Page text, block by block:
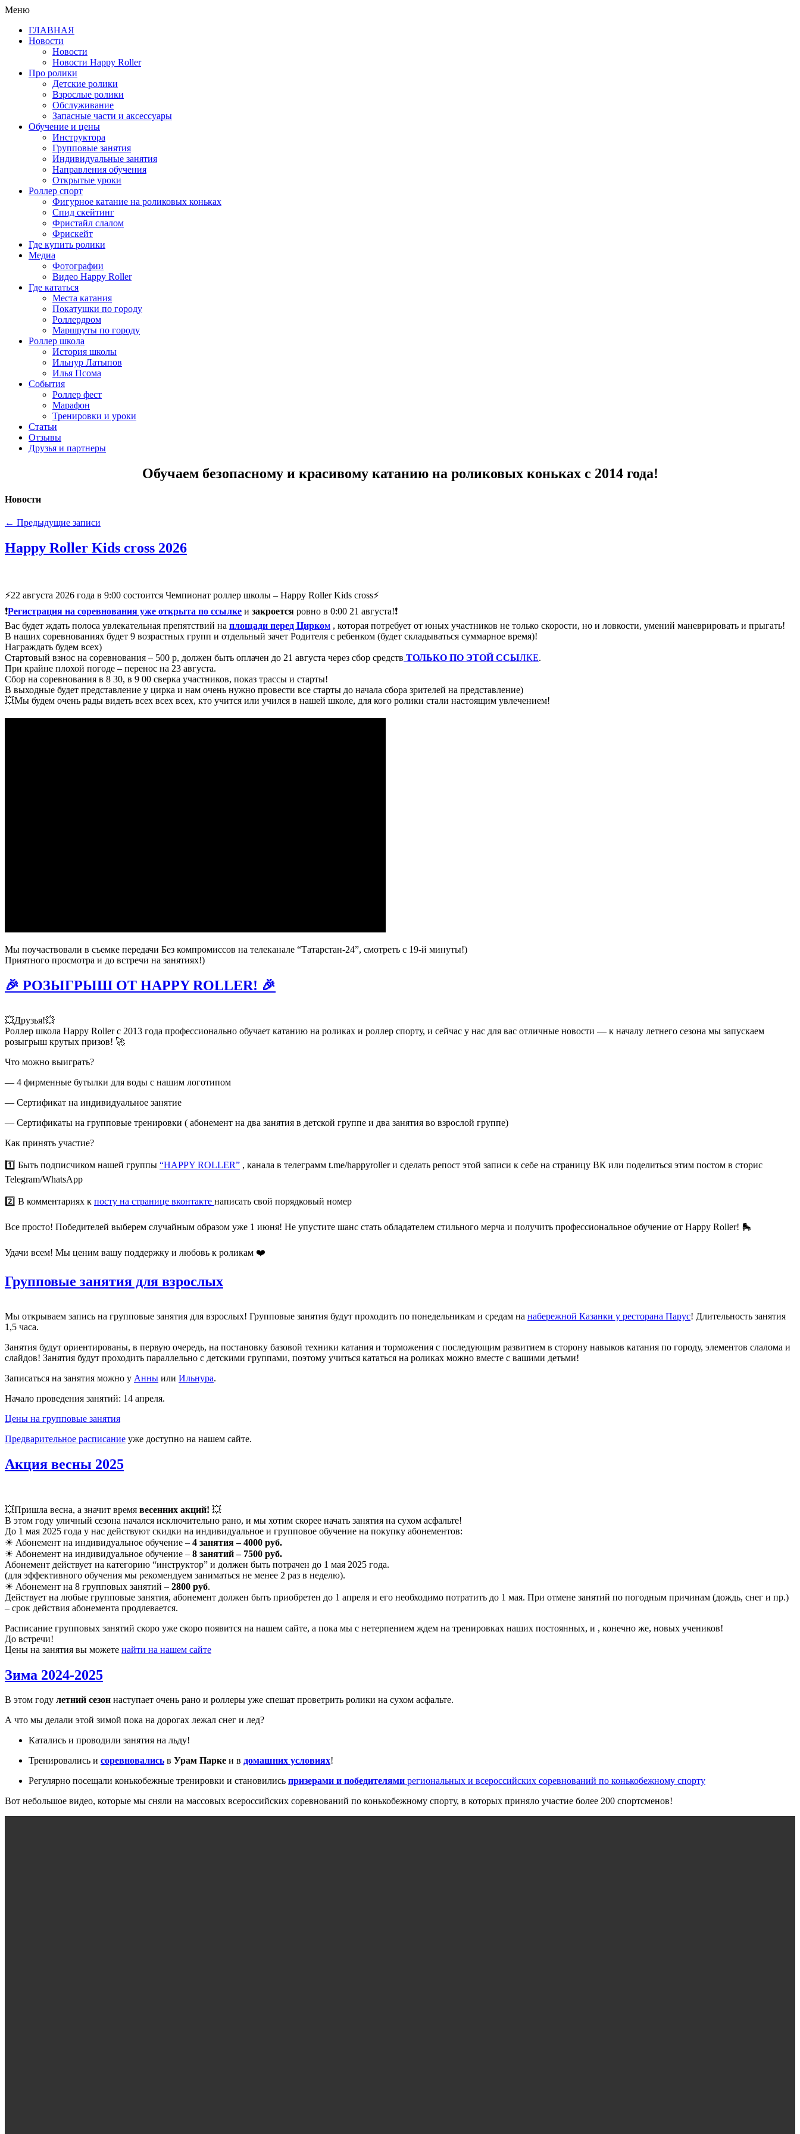
Меню
ГЛАВНАЯ
Новости
Новости
Новости Happy Roller
Про ролики
Детские ролики
Взрослые ролики
Обслуживание
Запасные части и аксессуары
Обучение и цены
Инструктора
Групповые занятия
Индивидуальные занятия
Направления обучения
Открытые уроки
Роллер спорт
Фигурное катание на роликовых коньках
Спид скейтинг
Фристайл слалом
Фрискейт
Где купить ролики
Медиа
Фотографии
Видео Happy Roller
Где кататься
Места катания
Покатушки по городу
Роллердром
Маршруты по городу
Роллер школа
История школы
Ильнур Латыпов
Илья Псома
События
Роллер фест
Марафон
Тренировки и уроки
Статьи
Отзывы
Друзья и партнеры
Обучаем безопасному и красивому катанию на роликовых коньках с 2014 года!
Новости
← Предыдущие записи
Happy Roller Kids cross 2026
⚡️22 августа 2026 года в 9:00 состоится Чемпионат роллер школы – Happy Roller Kids cross⚡️
❗️Регистрация на соревнования уже открыта по ссылке и закроется ровно в 0:00 21 августа!❗️
Вас будет ждать полоса увлекательная препятствий на площади перед Цирком , которая потребует от юных участников не только скорости, но и ловкости, умений маневрировать и прыгать!
В наших соревнованиях будет 9 возрастных групп и отдельный зачет Родителя с ребенком (будет складываться суммарное время)!
Награждать будем всех)
Стартовый взнос на соревнования – 500 р, должен быть оплачен до 21 августа через сбор средств ТОЛЬКО ПО ЭТОЙ ССЫЛКЕ.
При крайне плохой погоде – перенос на 23 августа.
Сбор на соревнования в 8 30, в 9 00 сверка участников, показ трассы и старты!
В выходные будет представление у цирка и нам очень нужно провести все старты до начала сбора зрителей на представление)
💥Мы будем очень рады видеть всех всех всех, кто учится или учился в нашей школе, для кого ролики стали настоящим увлечением!
Мы поучаствовали в съемке передачи Без компромиссов на телеканале “Татарстан-24”, смотреть с 19-й минуты!)
Приятного просмотра и до встречи на занятиях!)
🎉 РОЗЫГРЫШ ОТ HAPPY ROLLER! 🎉
💥Друзья!💥
Роллер школа Happy Roller с 2013 года профессионально обучает катанию на роликах и роллер спорту, и сейчас у нас для вас отличные новости — к началу летнего сезона мы запускаем
розыгрыш крутых призов! 🚀
Что можно выиграть?
— 4 фирменные бутылки для воды с нашим логотипом
— Сертификат на индивидуальное занятие
— Сертификаты на групповые тренировки ( абонемент на два занятия в детской группе и два занятия во взрослой группе)
Как принять участие?
1️⃣ Быть подписчиком нашей группы “HAPPY ROLLER” , канала в телеграмм t.me/happyroller и сделать репост этой записи к себе на страницу ВК или поделиться этим постом в сторис
Telegram/WhatsApp
2️⃣ В комментариях к посту на странице вконтакте написать свой порядковый номер
Все просто! Победителей выберем случайным образом уже 1 июня! Не упустите шанс стать обладателем стильного мерча и получить профессиональное обучение от Happy Roller! 🛼
Удачи всем! Мы ценим вашу поддержку и любовь к роликам ❤️
Групповые занятия для взрослых
Мы открываем запись на групповые занятия для взрослых! Групповые занятия будут проходить по понедельникам и средам на набережной Казанки у ресторана Парус! Длительность занятия
1,5 часа.
Занятия будут ориентированы, в первую очередь, на постановку базовой техники катания и торможения с последующим развитием в сторону навыков катания по городу, элементов слалома и
слайдов! Занятия будут проходить параллельно с детскими группами, поэтому учиться кататься на роликах можно вместе с вашими детьми!
Записаться на занятия можно у Анны или Ильнура.
Начало проведения занятий: 14 апреля.
Цены на групповые занятия
Предварительное расписание уже доступно на нашем сайте.
Акция весны 2025
💥Пришла весна, а значит время весенних акций! 💥
В этом году уличный сезона начался исключительно рано, и мы хотим скорее начать занятия на сухом асфальте!
До 1 мая 2025 года у нас действуют скидки на индивидуальное и групповое обучение на покупку абонементов:
☀ Абонемент на индивидуальное обучение – 4 занятия – 4000 руб.
☀ Абонемент на индивидуальное обучение – 8 занятий – 7500 руб.
Абонемент действует на категорию “инструктор” и должен быть потрачен до 1 мая 2025 года.
(для эффективного обучения мы рекомендуем заниматься не менее 2 раз в неделю).
☀ Абонемент на 8 групповых занятий – 2800 руб.
Действует на любые групповые занятия, абонемент должен быть приобретен до 1 апреля и его необходимо потратить до 1 мая. При отмене занятий по погодным причинам (дождь, снег и пр.)
– срок действия абонемента продлевается.
Расписание групповых занятий скоро уже скоро появится на нашем сайте, а пока мы с нетерпением ждем на тренировках наших постоянных, и , конечно же, новых учеников!
До встречи!
Цены на занятия вы можете найти на нашем сайте
Зима 2024-2025
В этом году летний сезон наступает очень рано и роллеры уже спешат проветрить ролики на сухом асфальте.
А что мы делали этой зимой пока на дорогах лежал снег и лед?
Катались и проводили занятия на льду!
Тренировались и соревновались в Урам Парке и в домашних условиях!
Регулярно посещали конькобежные тренировки и становились призерами и победителями региональных и всероссийских соревнований по конькобежному спорту
Вот небольшое видео, которые мы сняли на массовых всероссийских соревнований по конькобежному спорту, в которых приняло участие более 200 спортсменов!